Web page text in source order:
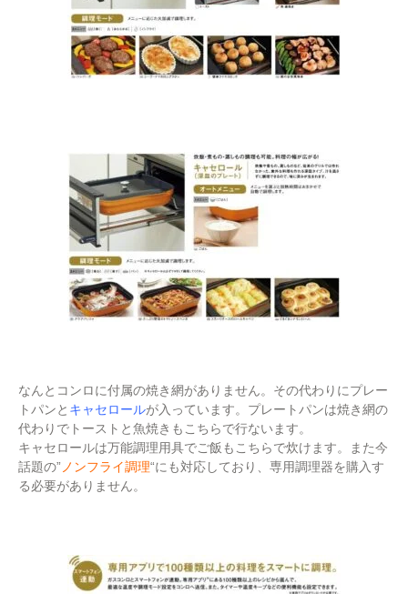
なんとコンロに付属の焼き網がありません。その代わりにプレー
トパンと キャセロールが入っています。プレートパンは焼き網の
代わりでトーストと魚焼きもこちらで行ないます。
キャセロールは万能調理用具でご飯もこちらで炊けます。また今
話題の” ノンフライ調理“にも対応しており、専用調理器を購入す
る必要がありません。